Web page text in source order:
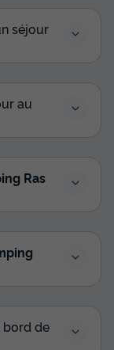
séjour
au
Ras
de